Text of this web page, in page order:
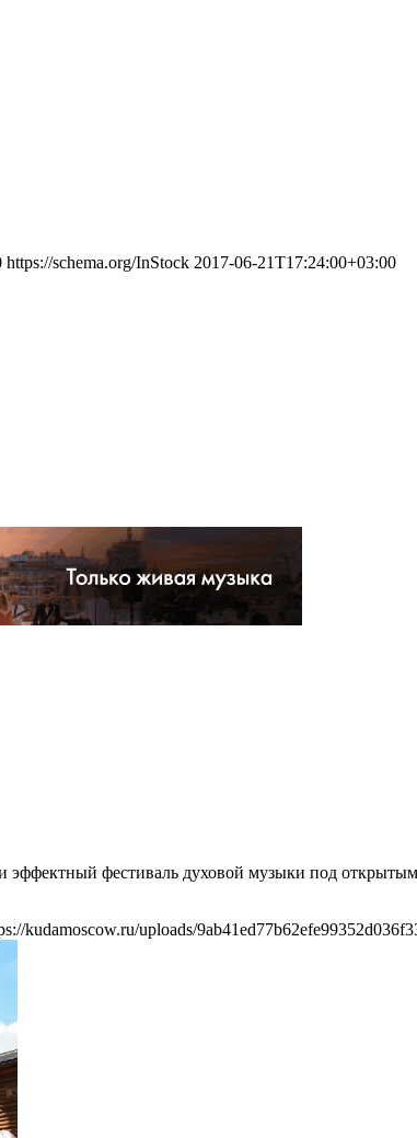
https://schema.org/InStock 2017-06-21T17:24:00+03:00
эффектный фестиваль духовой музыки под
kudamoscow.ru/uploads/